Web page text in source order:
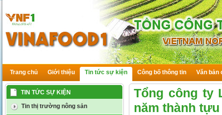
Trang chủ Giới thiệu Tin tức sự kiện Công bố thông tin Văn bản
TIN TỨC SỰ KIỆN
Tin thị trường nông sản
Tổng công ty
năm thành